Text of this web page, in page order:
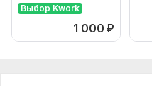
Выбор Kwork
1 000 ₽